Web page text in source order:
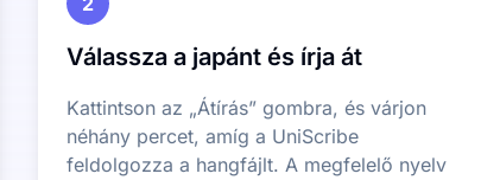
Válassza a japánt és írja át
Kattintson az „Átírás” gombra, és várjon
néhány percet, amíg a UniScribe
feldolgozza a hangfájlt. A megfelelő nyelv